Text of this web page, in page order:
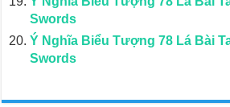
Swords
Ý Nghĩa Biểu Tượng 78 Lá Bài
Swords